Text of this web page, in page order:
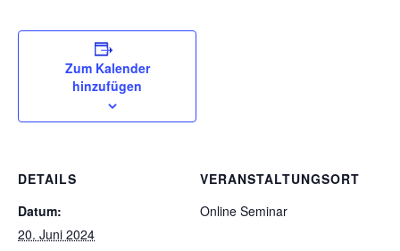
Zum Kalender
hinzufügen
DETAILS
Datum:
20. Juni 2024
VERANSTALTUNGSORT
Online Seminar